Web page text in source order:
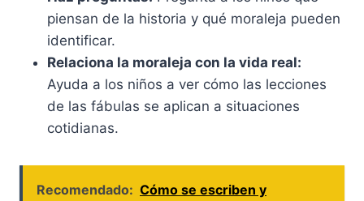
piensan de la historia y qué moraleja pueden
identificar.
Relaciona la moraleja con la vida real:
Ayuda a los niños a ver cómo las lecciones
de las fábulas se aplican a situaciones
cotidianas.
Recomendado: Cómo se escriben y